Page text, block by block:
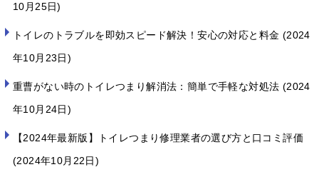
10月25日
トイレのトラブルを即効スピード解決！安心の対応と料金
2024
年10月23日
重曹がない時のトイレつまり解消法：簡単で手軽な対処法
2024
年10月24日
【2024年最新版】トイレつまり修理業者の選び方と口コミ評価
2024年10月22日